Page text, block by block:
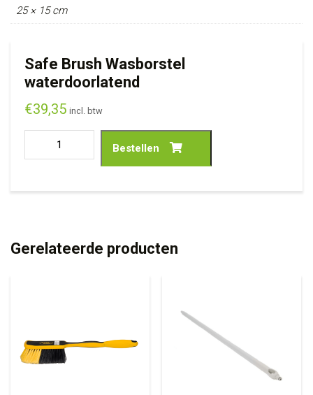
25 × 15 cm
Safe Brush Wasborstel
waterdoorlatend
€39,35 incl. btw
Bestellen
Gerelateerde producten